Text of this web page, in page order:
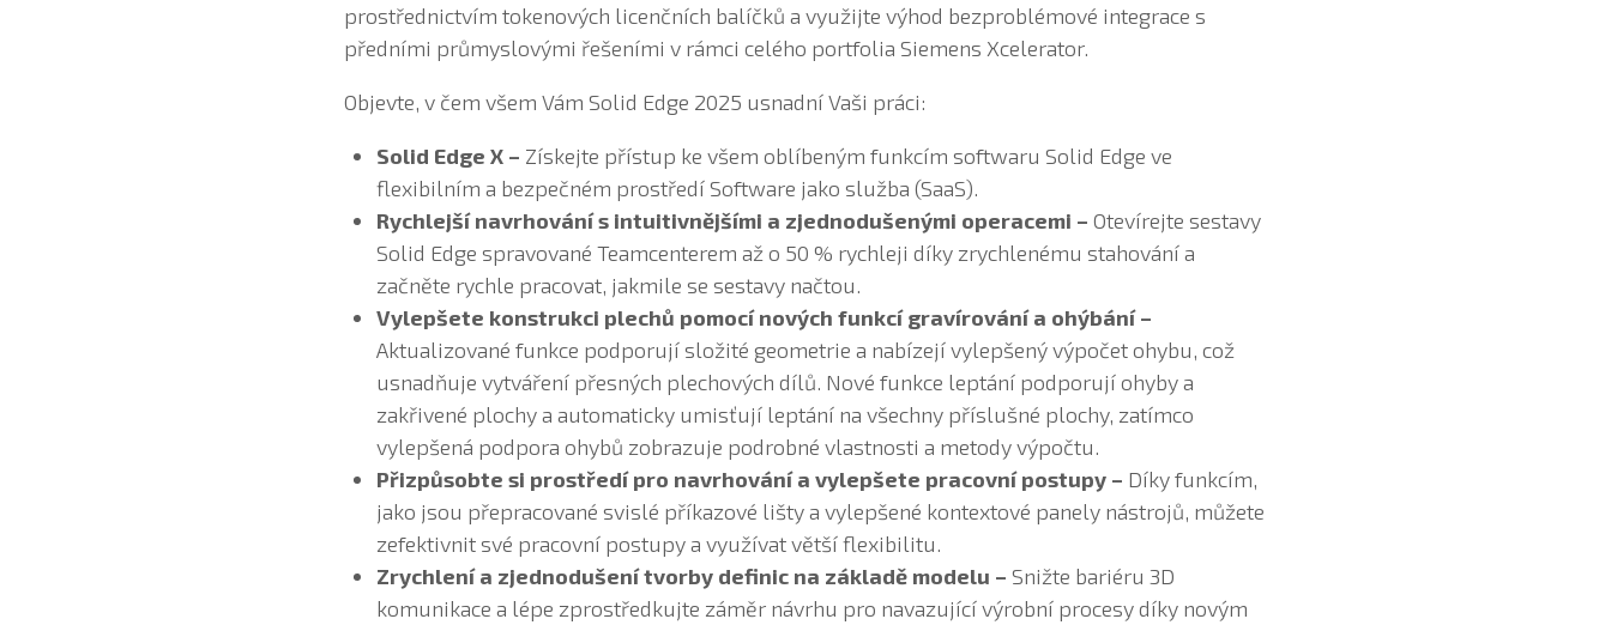
prostřednictvím tokenových licenčních balíčků a využijte výhod bezproblémové integrace s
předními průmyslovými řešeními v rámci celého portfolia Siemens Xcelerator.
Objevte, v čem všem Vám Solid Edge 2025 usnadní Vaši práci:
Solid Edge X – Získejte přístup ke všem oblíbeným funkcím softwaru Solid Edge ve
flexibilním a bezpečném prostředí Software jako služba (SaaS).
Rychlejší navrhování s intuitivnějšími a zjednodušenými operacemi – Otevírejte sestavy
Solid Edge spravované Teamcenterem až o 50 % rychleji díky zrychlenému stahování a
začněte rychle pracovat, jakmile se sestavy načtou.
Vylepšete konstrukci plechů pomocí nových funkcí gravírování a ohýbání –
Aktualizované funkce podporují složité geometrie a nabízejí vylepšený výpočet ohybu, což
usnadňuje vytváření přesných plechových dílů. Nové funkce leptání podporují ohyby a
zakřivené plochy a automaticky umisťují leptání na všechny příslušné plochy, zatímco
vylepšená podpora ohybů zobrazuje podrobné vlastnosti a metody výpočtu.
Přizpůsobte si prostředí pro navrhování a vylepšete pracovní postupy – Díky funkcím,
jako jsou přepracované svislé příkazové lišty a vylepšené kontextové panely nástrojů, můžete
zefektivnit své pracovní postupy a využívat větší flexibilitu.
Zrychlení a zjednodušení tvorby definic na základě modelu – Snižte bariéru 3D
komunikace a lépe zprostředkujte záměr návrhu pro navazující výrobní procesy díky novým